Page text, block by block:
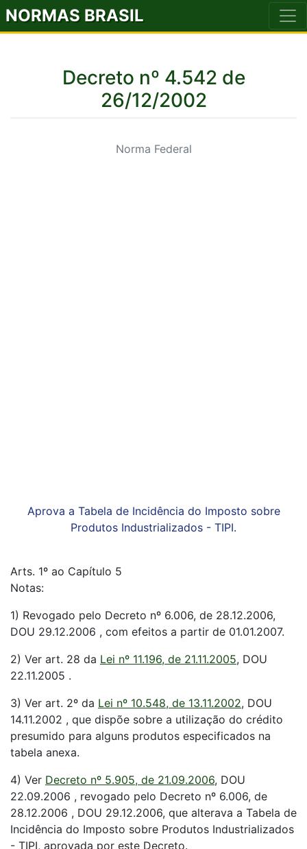
NORMAS BRASIL
Decreto nº 4.542 de
26/12/2002
Norma Federal
Aprova a Tabela de Incidência do Imposto sobre
Produtos Industrializados - TIPI.
Arts. 1º ao Capítulo 5
Notas:
1) Revogado pelo Decreto nº 6.006, de 28.12.2006,
DOU 29.12.2006 , com efeitos a partir de 01.01.2007.
2) Ver art. 28 da Lei nº 11.196, de 21.11.2005, DOU
22.11.2005 .
3) Ver art. 2º da Lei nº 10.548, de 13.11.2002, DOU
14.11.2002 , que dispõe sobre a utilização do crédito
presumido para alguns produtos especificados na
tabela anexa.
4) Ver Decreto nº 5.905, de 21.09.2006, DOU
22.09.2006 , revogado pelo Decreto nº 6.006, de
28.12.2006 , DOU 29.12.2006, que alterava a Tabela de
Incidência do Imposto sobre Produtos Industrializados
- TIPI, aprovada por este Decreto.